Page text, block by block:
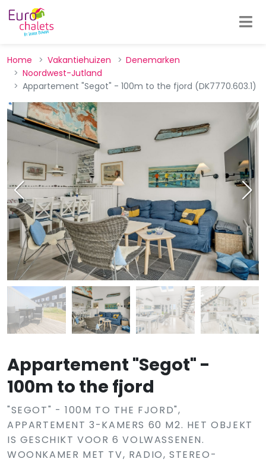
Home Vakantiehuizen
Denemarken
Noordwest-Jutland
Appartement "Segot" - 100m to the fjord (DK7770.603.1)
Appartement "Segot" -
100m to the fjord
"SEGOT" - 100M TO THE FJORD",
APPARTEMENT 3-KAMERS 60 M2. HET OBJEKT
IS GESCHIKT VOOR 6 VOLWASSENEN.
WOONKAMER MET TV, RADIO, STEREO-